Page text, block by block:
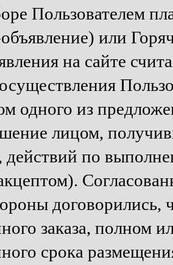
Пользователем
или
на сайте
одного из
лицом,
действий по
договорились,
заказа, полном
срока